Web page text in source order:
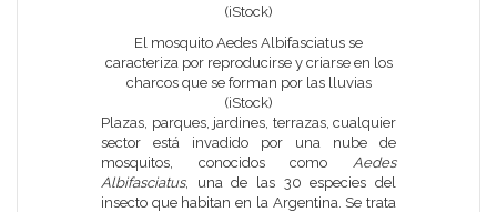
El mosquito Aedes Albifasciatus se
caracteriza por reproducirse y criarse en los
charcos que se forman por las lluvias
(iStock)
Plazas, parques, jardines, terrazas, cualquier
sector está invadido por una nube de
mosquitos, conocidos como Aedes
Albifasciatus, una de las 30 especies del
insecto que habitan en la Argentina. Se trata